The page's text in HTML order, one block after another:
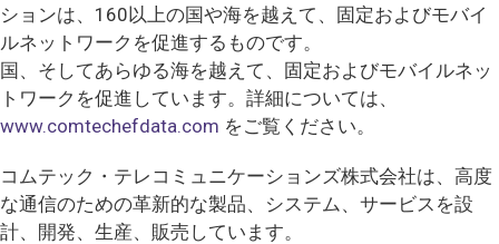
ションは、160以上の国や海を越えて、固定およびモバイ
ルネットワークを促進するものです。
国、そしてあらゆる海を越えて、固定およびモバイルネッ
トワークを促進しています。詳細については、
www.comtechefdata.com をご覧ください。
コムテック・テレコミュニケーションズ株式会社は、高度
な通信のための革新的な製品、システム、サービスを設
計、開発、生産、販売しています。